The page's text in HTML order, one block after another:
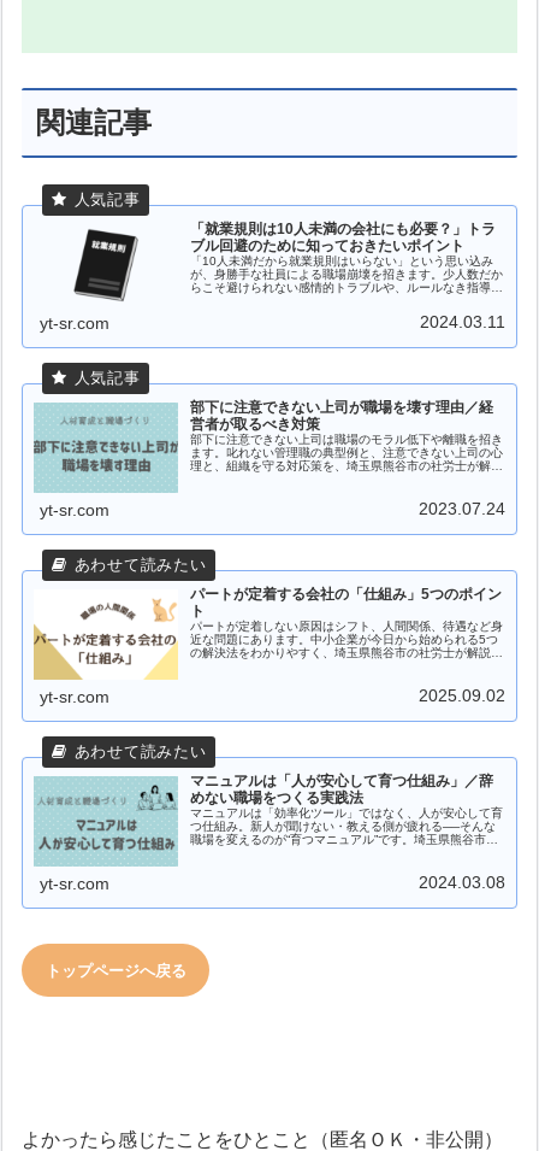
関連記事
「就業規則は10人未満の会社にも必要？」トラ
ブル回避のために知っておきたいポイント
「10人未満だから就業規則はいらない」という思い込み
が、身勝手な社員による職場崩壊を招きます。少人数だか
らこそ避けられない感情的トラブルや、ルールなき指導の
り、経営者が本来の仕事に集中するための「守りのルー
ル」の重要性を、埼玉県熊谷市の社労士が解説します。
yt-sr.com 2024.03.11
部下に注意できない上司が職場を壊す理由／経
営者が取るべき対策
部下に注意できない上司は職場のモラル低下や離職を招き
ます。叱れない管理職の典型例と、注意できない上司の心
理と、組織を守る対応策を、埼玉県熊谷市の社労士が解
yt-sr.com 2023.07.24
パートが定着する会社の「仕組み」5つのポイン
ト
パートが定着しない原因はシフト、人間関係、待遇など身
近な問題にあります。中小企業が今日から始められる5つ
の解決法をわかりやすく、埼玉県熊谷市の社労士が解説し
yt-sr.com 2025.09.02
マニュアルは「人が安心して育つ仕組み」／辞
めない職場をつくる実践法
マニュアルは「効率化ツール」ではなく、人が安心して育
つ仕組み。新人が聞けない・教える側が疲れる──そんな
職場を変えるのが“育つマニュアル”です。埼玉県熊谷市社
yt-sr.com 2024.03.08
トップページへ戻る
よかったら感じたことをひとこと（匿名ＯＫ・非公開）